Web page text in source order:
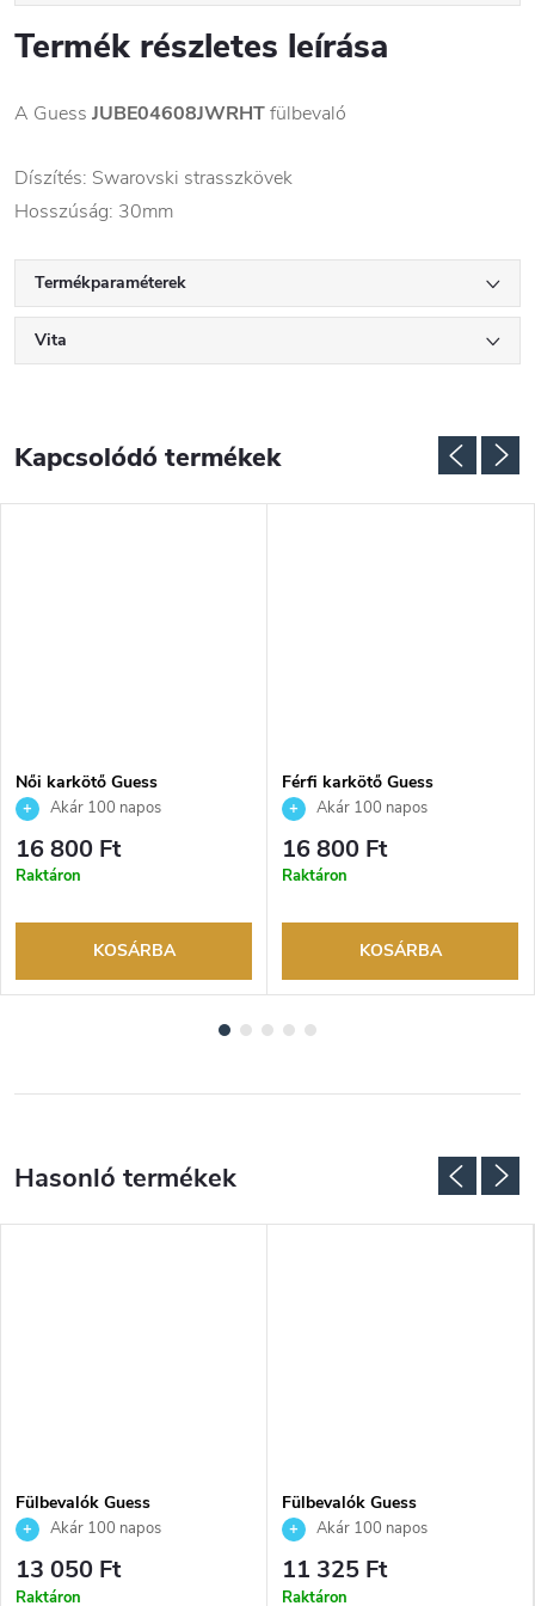
Termék részletes leírása
A Guess JUBE04608JWRHTfülbevaló
Díszítés: Swarovski strasszkövek
Hosszúság: 30mm
Termékparaméterek
Vita
Kapcsolódó termékek
Női karkötő Guess
JUBB05057JWRHS
Akár 100 napos
visszaküldési lehetőség. Hivatalos
márkakereskedő.
16 800 Ft
Raktáron
KOSÁRBA
Férfi karkötő Guess
JUMB05015JWSTS
Akár 100 napos
visszaküldési lehetőség. Hivatalos
márkakereskedő.
16 800 Ft
Raktáron
KOSÁRBA
Fülbevalók Guess
JUBE05548JWYGT
Akár 100 napos
visszaküldési lehetőség. Hivatalos
márkakereskedő.
13 050 Ft
Raktáron
Fülbevalók Guess
JUBE06289JWYGT
Akár 100 napos
visszaküldési lehetőség. Hivatalos
márkakereskedő.
11 325 Ft
Raktáron